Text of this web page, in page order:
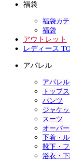
福袋
福袋カ
福袋
アウトレット
レディース
アパレル
アパレ
トップス
パンツ
ジャケ
スーツ
オーバ
下着・
靴下・
浴衣・